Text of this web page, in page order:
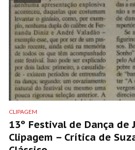
CLIPAGEM
13º Festival de Dança de
Clipagem – Crítica de